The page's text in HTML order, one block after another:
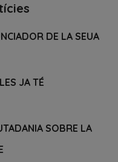
DE LA SEUA
JA TÉ
SOBRE LA